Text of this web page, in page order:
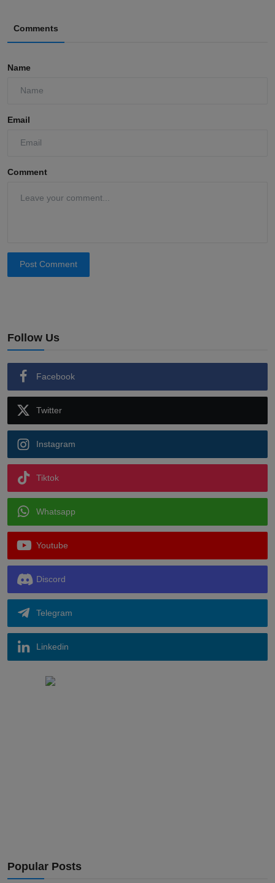
Comments
Name
Email
Comment
Post Comment
Follow Us
Facebook
Twitter
Instagram
Tiktok
Whatsapp
Youtube
Discord
Telegram
Linkedin
Popular Posts